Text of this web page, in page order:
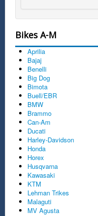
Bikes A-M
Aprilia
Bajaj
Benelli
Big Dog
Bimota
Buell/EBR
BMW
Brammo
Can-Am
Ducati
Harley-Davidson
Honda
Horex
Husqvarna
Kawasaki
KTM
Lehman Trikes
Malaguti
MV Agusta